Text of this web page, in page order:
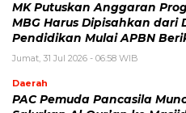
MK Putuskan Anggaran
MBG Harus Dipisahkan dari
Pendidikan Mulai APBN
Jumat, 31 Jul 2026 - 06:58 WIB
Daerah
PAC Pemuda Pancasila